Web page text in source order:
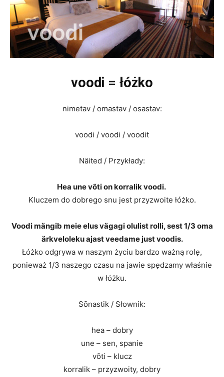
voodi = łóżko
nimetav / omastav / osastav:
voodi / voodi / voodit
Näited / Przykłady:
Hea une võti on korralik voodi.
Kluczem do dobrego snu jest przyzwoite łóżko.
Voodi mängib meie elus vägagi olulist rolli, sest 1/3 oma
ärkveloleku ajast veedame just voodis.
Łóżko odgrywa w naszym życiu bardzo ważną rolę,
ponieważ 1/3 naszego czasu na jawie spędzamy właśnie
w łóżku.
Sõnastik / Słownik:
hea – dobry
une – sen, spanie
võti – klucz
korralik – przyzwoity, dobry